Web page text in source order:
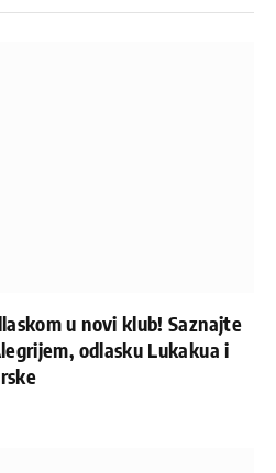
u novi klub! Saznajte
odlasku Lukakua i